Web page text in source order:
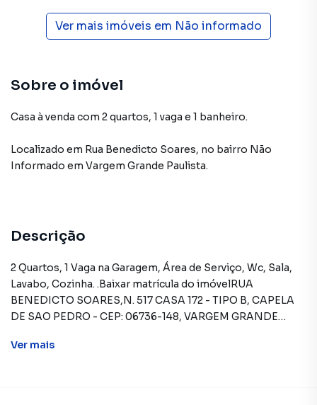
Ver mais imóveis em Não informado
Sobre o imóvel
Casa à venda com 2 quartos, 1 vaga e 1 banheiro.
Localizado em Rua Benedicto Soares, no bairro Não
Informado em Vargem Grande Paulista.
Descrição
2 Quartos, 1 Vaga na Garagem, Área de Serviço, Wc, Sala,
Lavabo, Cozinha. .Baixar matrícula do imóvelRUA
BENEDICTO SOARES,N. 517 CASA 172 - TIPO B, CAPELA
DE SAO PEDRO - CEP: 06736-148, VARGEM GRANDE
ACEITAS: Recursos próprios. Permite utilização de FGTS.
Ver mais